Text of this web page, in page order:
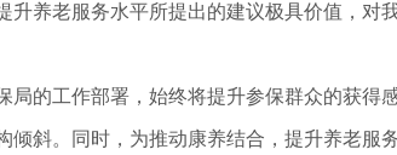
养老服务水平所提出的建议极具价值，对
的工作部署，始终将提升参保群众的获得
斜。同时，为推动康养结合，提升养老服